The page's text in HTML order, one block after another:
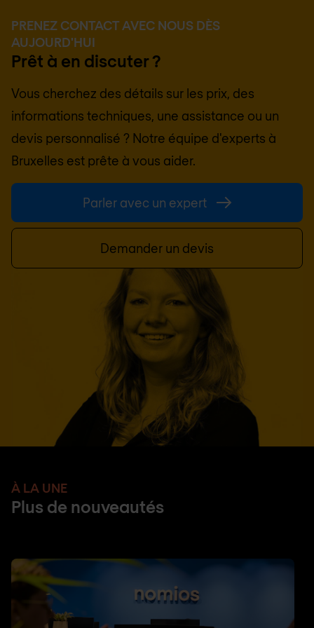
PRENEZ CONTACT AVEC NOUS DÈS
AUJOURD'HUI
Prêt à en discuter ?
Vous cherchez des détails sur les prix, des
informations techniques, une assistance ou un
devis personnalisé ? Notre équipe d'experts à
Bruxelles est prête à vous aider.
Parler avec un expert
Demander un devis
À LA UNE
Plus de nouveautés